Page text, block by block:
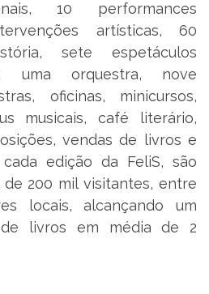
10 performances
artísticas, 60
sete espetáculos
uma orquestra, nove
oficinas, minicursos,
musicais, café literário,
vendas de livros e
edição da FeliS, são
200 mil visitantes, entre
locais, alcançando um
livros em média de 2